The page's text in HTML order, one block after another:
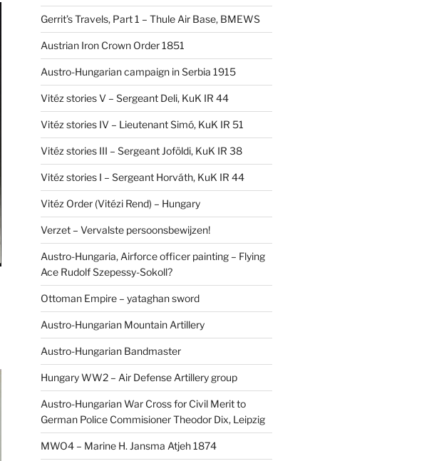
Gerrit’s Travels, Part 1 – Thule Air Base, BMEWS
Austrian Iron Crown Order 1851
Austro-Hungarian campaign in Serbia 1915
Vitéz stories V – Sergeant Deli, KuK IR 44
Vitéz stories IV – Lieutenant Simó, KuK IR 51
Vitéz stories III – Sergeant Joföldi, KuK IR 38
Vitéz stories I – Sergeant Horváth, KuK IR 44
Vitéz Order (Vitézi Rend) – Hungary
Verzet – Vervalste persoonsbewijzen!
Austro-Hungaria, Airforce officer painting – Flying
Ace Rudolf Szepessy-Sokoll?
Ottoman Empire – yataghan sword
Austro-Hungarian Mountain Artillery
Austro-Hungarian Bandmaster
Hungary WW2 – Air Defense Artillery group
Austro-Hungarian War Cross for Civil Merit to
German Police Commisioner Theodor Dix, Leipzig
MWO4 – Marine H. Jansma Atjeh 1874